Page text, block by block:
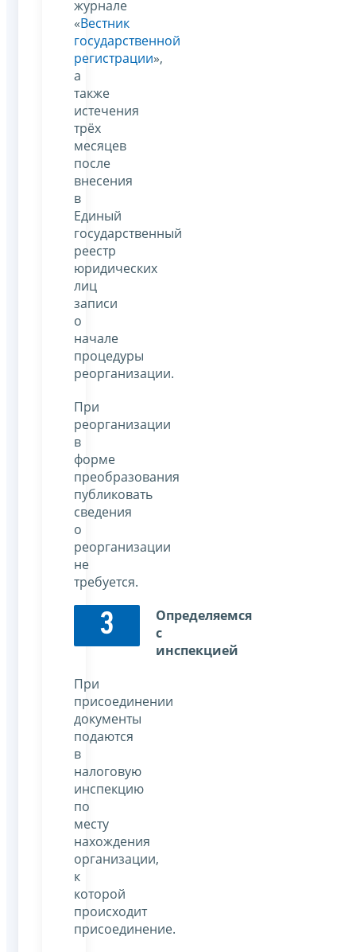
журнале
«Вестник
государственной
регистрации»,
а
также
истечения
трёх
месяцев
после
внесения
в
Единый
государственный
реестр
юридических
лиц
записи
о
начале
процедуры
реорганизации.
При
реорганизации
в
форме
преобразования
публиковать
сведения
о
реорганизации
не
требуется.
3
Определяемся
с
инспекцией
При
присоединении
документы
подаются
в
налоговую
инспекцию
по
месту
нахождения
организации,
к
которой
происходит
присоединение.